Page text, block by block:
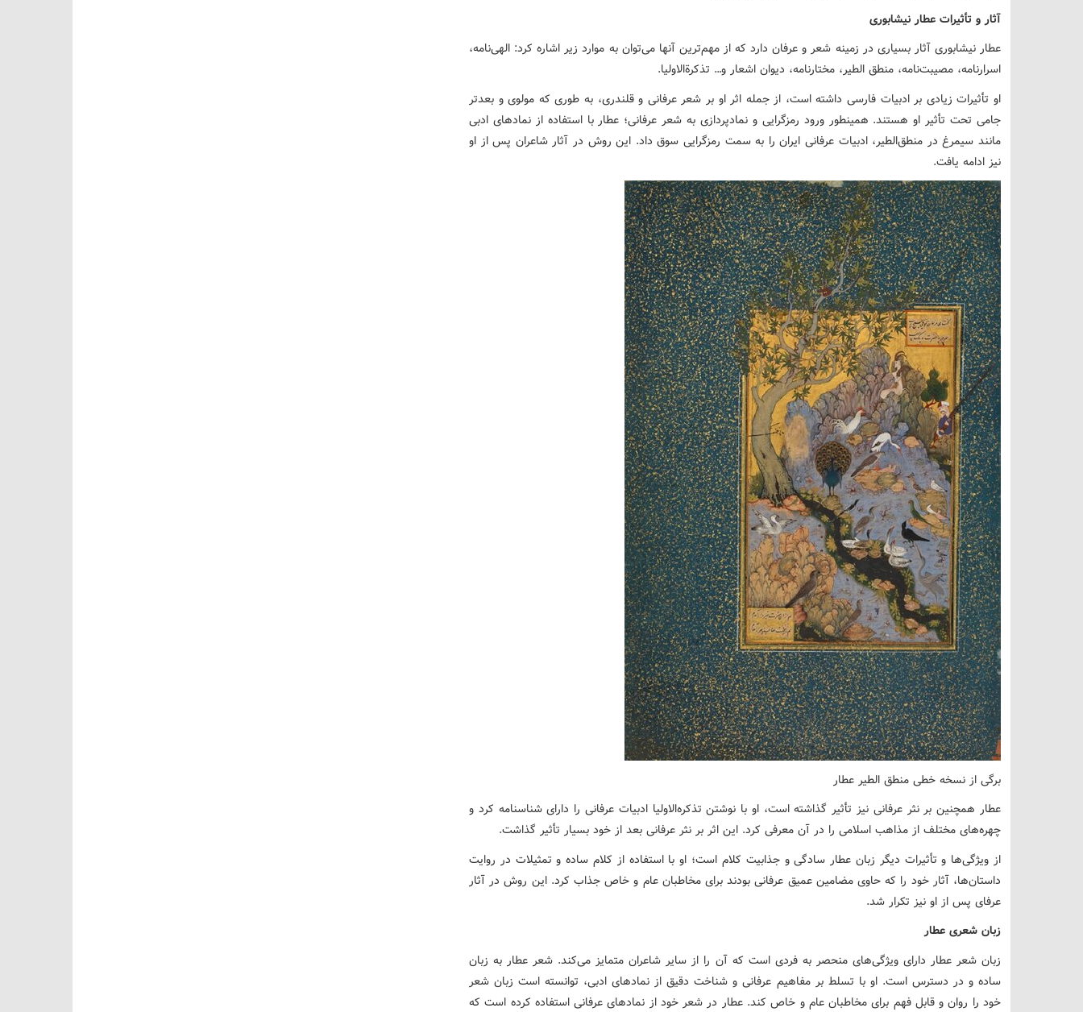
آثار و تأثیرات عطار نیشابوری
عطار نیشابوری آثار بسیاری در زمینه شعر و عرفان دارد که از مهم‌ترین آنها می‌توان به موارد زیر اشاره کرد: الهی‌نامه،
اسرارنامه، مصیبت‌نامه، منطق الطیر، مختارنامه، دیوان اشعار و… تذکرةالاولیا.
او تأثیرات زیادی بر ادبیات فارسی داشته است، از جمله اثر او بر شعر عرفانی و قلندری، به طوری که مولوی و بعدتر
جامی تحت تأثیر او هستند. همینطور ورود رمزگرایی و نمادپردازی به شعر عرفانی؛ عطار با استفاده از نمادهای ادبی
مانند سیمرغ در منطق‌الطیر، ادبیات عرفانی ایران را به سمت رمزگرایی سوق داد. این روش در آثار شاعران پس از او
نیز ادامه یافت.
برگی از نسخه خطی منطق الطیر عطار
عطار همچنین بر نثر عرفانی نیز تأثیر گذاشته است، او با نوشتن تذکره‌الاولیا ادبیات عرفانی را دارای شناسنامه کرد و
چهره‌های مختلف از مذاهب اسلامی را در آن معرفی کرد. این اثر بر نثر عرفانی بعد از خود بسیار تأثیر گذاشت.
از ویژگی‌ها و تأثیرات دیگر زبان عطار سادگی و جذابیت کلام است؛ او با استفاده از کلام ساده و تمثیلات در روایت
داستان‌ها، آثار خود را که حاوی مضامین عمیق عرفانی بودند برای مخاطبان عام و خاص جذاب کرد. این روش در آثار
عرفای پس از او نیز تکرار شد.
زبان شعری عطار
زبان شعر عطار دارای ویژگی‌های منحصر به فردی است که آن را از سایر شاعران متمایز می‌کند. شعر عطار به زبان
ساده و در دسترس است. او با تسلط بر مفاهیم عرفانی و شناخت دقیق از نمادهای ادبی، توانسته است زبان شعر
خود را روان و قابل فهم برای مخاطبان عام و خاص کند. عطار در شعر خود از نمادهای عرفانی استفاده کرده است که